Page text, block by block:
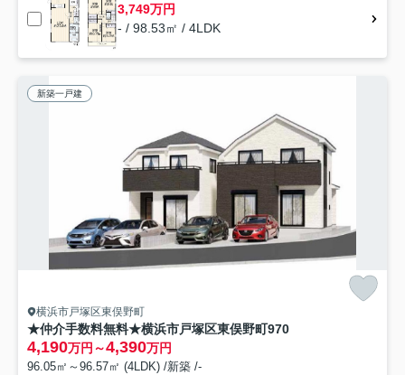
3,749万円
- / 98.53㎡ / 4LDK
新築一戸建
横浜市戸塚区東俣野町
★仲介手数料無料★横浜市戸塚区東俣野町970
4,190万円～4,390万円
96.05㎡～96.57㎡ (4LDK) /新築 /-